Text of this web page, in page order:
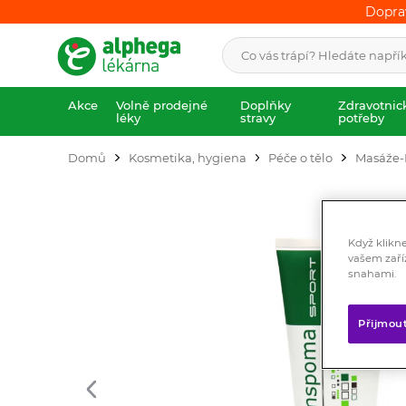
Akce
Volně prodejné
léky
Doplňky
stravy
potřeby
Domů Kosmetika, hygiena Péče o tělo
Když
vašem
snahami.